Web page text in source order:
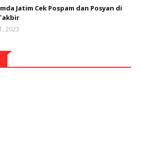
Jatim Cek Pospam dan Posyan di
2023